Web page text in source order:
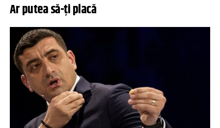
Ar putea să-ți placă